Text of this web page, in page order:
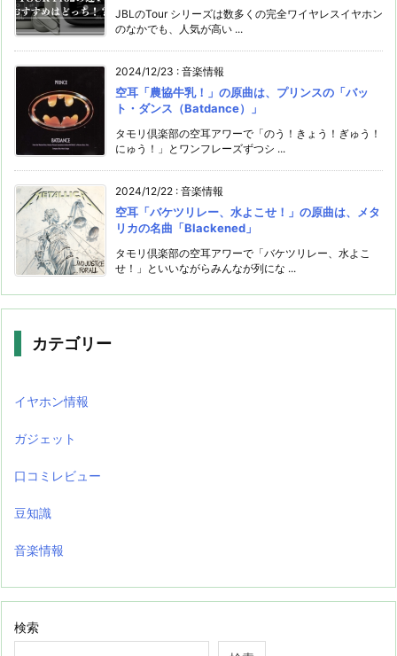
JBLのTour シリーズは数多くの完全ワイヤレスイヤホン
のなかでも、人気が高い ...
2024/12/23 : 音楽情報
空耳「農協牛乳！」の原曲は、プリンスの「バッ
ト・ダンス（Batdance）」
タモリ倶楽部の空耳アワーで「のう！きょう！ぎゅう！
にゅう！」とワンフレーズずつシ ...
2024/12/22 : 音楽情報
空耳「バケツリレー、水よこせ！」の原曲は、メタ
リカの名曲「Blackened」
タモリ倶楽部の空耳アワーで「バケツリレー、水よこ
せ！」といいながらみんなが列にな ...
カテゴリー
イヤホン情報
ガジェット
口コミレビュー
豆知識
音楽情報
検索